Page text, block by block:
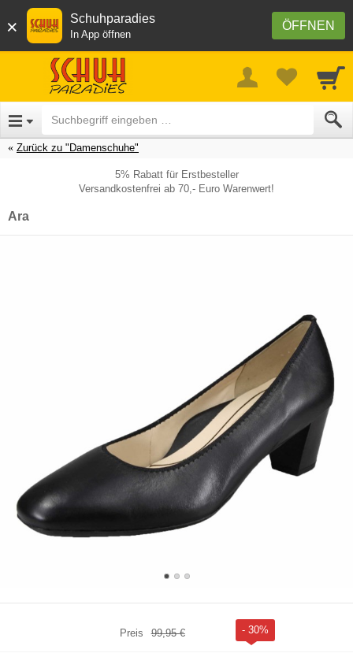
× ÖFFNEN
Schuhparadies
In App öffnen
Zurück zu "Damenschuhe"
5% Rabatt für Erstbesteller
Versandkostenfrei ab 70,- Euro Warenwert!
Ara
Preis 99,95 € - 30%